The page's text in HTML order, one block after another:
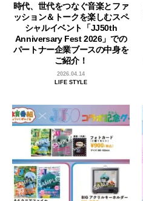
時代、世代をつなぐ音楽とファ
ッション＆トークを楽しむスペ
シャルイベント「JJ50th
Anniversary Fest 2026」での
パートナー企業ブースの中身を
ご紹介！
2026.04.14
LIFE STYLE